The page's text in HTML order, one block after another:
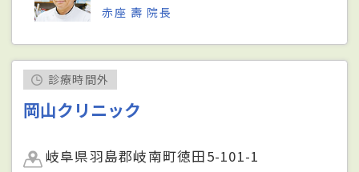
赤座 壽 院長
診療時間外
岡山クリニック
岐阜県羽島郡岐南町徳田5-101-1